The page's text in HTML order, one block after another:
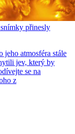
přinesly
jeho atmosféra stále
jev, který by
se na
z